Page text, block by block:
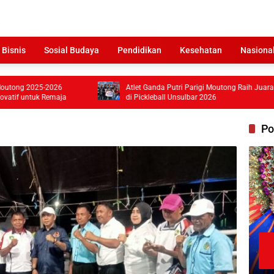
Bisnis Sosial Budaya Pendidikan Kesehatan Nasional
Atlet Ganda Putri Parigi Moutong Raih Juara III
di Pickleball Unsulbar 2026